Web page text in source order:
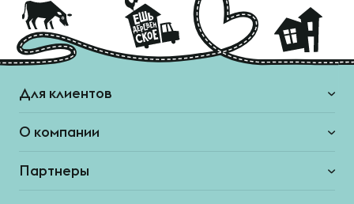
Для клиентов
О компании
Партнеры